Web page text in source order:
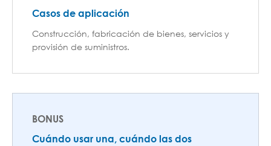
Casos de aplicación
Construcción, fabricación de bienes, servicios y
provisión de suministros.
BONUS
Cuándo usar una, cuándo las dos